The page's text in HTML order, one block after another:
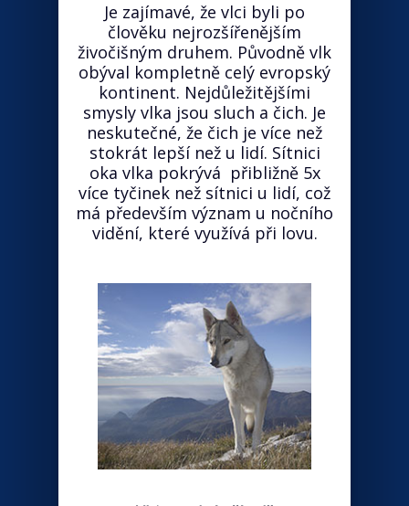
Je zajímavé, že vlci byli po
člověku nejrozšířenějším
živočišným druhem. Původně vlk
obýval kompletně celý evropský
kontinent. Nejdůležitějšími
smysly vlka jsou sluch a čich. Je
neskutečné, že čich je více než
stokrát lepší než u lidí. Sítnici
oka vlka pokrývá přibližně 5x
více tyčinek než sítnici u lidí, což
má především význam u nočního
vidění, které využívá při lovu.